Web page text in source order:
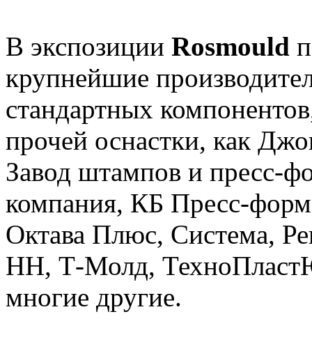
В экспозиции Rosmould
крупнейшие
стандартных
прочей оснастки, как
Завод штампов и
компания, КБ Пресс-
Октава Плюс, Система,
НН, Т-Молд,
многие другие.